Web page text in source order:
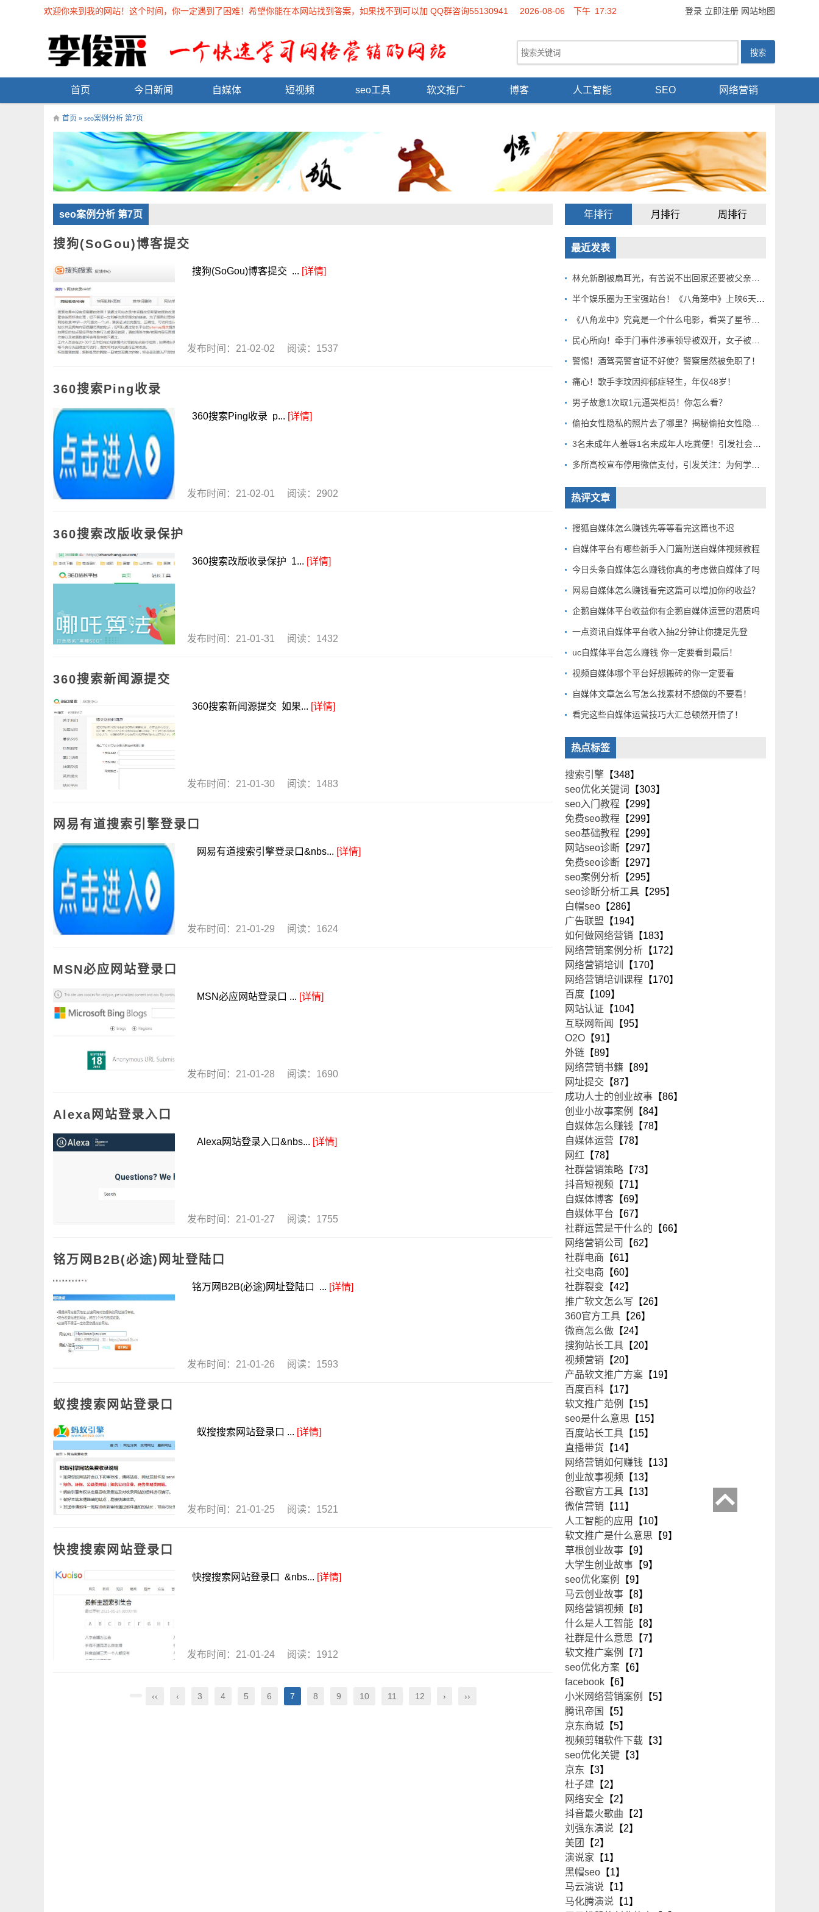
登录 立即注册 网站地图
欢迎你来到我的网站！这个时间，你一定遇到了困难！希望你能在本网站找到答案，如果找不到可以加 QQ群咨询55130941 2026-08-06 下午 17:32
首页 今日新闻 自媒体 短视频 seo工具 软文推广 博客 人工智能 SEO 网络营销
首页 » seo案例分析 第7页
seo案例分析 第7页
搜狗(SoGou)博客提交
搜狗(SoGou)博客提交 ... [详情]
发布时间：21-02-02 阅读：1537
360搜索Ping收录
360搜索Ping收录 p... [详情]
发布时间：21-02-01 阅读：2902
360搜索改版收录保护
360搜索改版收录保护 1... [详情]
发布时间：21-01-31 阅读：1432
360搜索新闻源提交
360搜索新闻源提交 如果... [详情]
发布时间：21-01-30 阅读：1483
网易有道搜索引擎登录口
网易有道搜索引擎登录口&nbs... [详情]
发布时间：21-01-29 阅读：1624
MSN必应网站登录口
MSN必应网站登录口 ... [详情]
发布时间：21-01-28 阅读：1690
Alexa网站登录入口
Alexa网站登录入口&nbs... [详情]
发布时间：21-01-27 阅读：1755
铭万网B2B(必途)网址登陆口
铭万网B2B(必途)网址登陆口 ... [详情]
发布时间：21-01-26 阅读：1593
蚁搜搜索网站登录口
蚁搜搜索网站登录口 ... [详情]
发布时间：21-01-25 阅读：1521
快搜搜索网站登录口
快搜搜索网站登录口 &nbs... [详情]
发布时间：21-01-24 阅读：1912
‹‹ ‹ 3 4 5 6 7 8 9 10 11 12 › ››
年排行 月排行 周排行
最近发表
警惕！酒驾亮警官证不好使？警察居然被免职了！
痛心！歌手李玟因抑郁症轻生，年仅48岁！
男子故意1次取1元逼哭柜员！你怎么看？
热评文章
搜狐自媒体怎么赚钱先等等看完这篇也不迟
自媒体平台有哪些新手入门篇附送自媒体视频教程
今日头条自媒体怎么赚钱你真的考虑做自媒体了吗
网易自媒体怎么赚钱看完这篇可以增加你的收益？
企鹅自媒体平台收益你有企鹅自媒体运营的潜质吗
一点资讯自媒体平台收入抽2分钟让你捷足先登
uc自媒体平台怎么赚钱 你一定要看到最后！
视频自媒体哪个平台好想搬砖的你一定要看
自媒体文章怎么写怎么找素材不想做的不要看！
看完这些自媒体运营技巧大汇总顿然开悟了！
热点标签
搜索引擎 【348】
seo优化关键词
【303】
seo入门教程 【299】
免费seo教程 【299】
seo基础教程 【299】
网站seo诊断 【297】
免费seo诊断 【297】
seo案例分析 【295】
seo诊断分析工具 【295】
白帽seo 【286】
广告联盟 【194】
如何做网络营销 【183】
网络营销案例分析 【172】
网络营销培训
【170】
网络营销培训课程 【170】
百度 【109】
网站认证 【104】
互联网新闻
【95】
O2O 【91】
外链 【89】
网络营销书籍 【89】
网址提交 【87】
成功人士的创业故事 【86】
创业小故事案例
【84】
自媒体怎么赚钱 【78】
自媒体运营 【78】
网红 【78】
社群营销策略 【73】
抖音短视频 【71】
自媒体博客 【69】
自媒体平台 【67】
社群运营是干什么的 【66】
网络营销公司
【62】
社群电商 【61】
社交电商 【60】
社群裂变 【42】
推广软文怎么写 【26】
360官方工具 【26】
微商怎么做 【24】
搜狗站长工具 【20】
视频营销 【20】
产品软文推广方案 【19】
百度百科 【17】
软文推广范例
【15】
seo是什么意思 【15】
百度站长工具 【15】
直播带货 【14】
网络营销如何赚钱 【13】
创业故事视频 【13】
谷歌官方工具 【13】
微信营销 【11】
人工智能的应用
【10】
软文推广是什么意思 【9】
草根创业故事 【9】
大学生创业故事 【9】
seo优化案例
【9】
马云创业故事 【8】
网络营销视频 【8】
什么是人工智能 【8】
社群是什么意思 【7】
软文推广案例
【7】
seo优化方案 【6】
facebook 【6】
小米网络营销案例
【5】
腾讯帝国
【5】
京东商城 【5】
视频剪辑软件下载 【3】
seo优化关键 【3】
京东 【3】
杜子建 【2】
网络安全 【2】
抖音最火歌曲 【2】
刘强东演说 【2】
美团
【2】
演说家 【1】
黑帽seo 【1】
马云演说 【1】
马化腾演说 【1】